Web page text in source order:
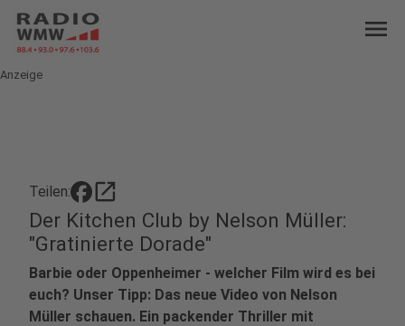
menu
Anzeige
Teilen: open_in_new
Der Kitchen Club by Nelson Müller:
"Gratinierte Dorade"
Barbie oder Oppenheimer - welcher Film wird es bei
euch? Unser Tipp: Das neue Video von Nelson
Müller schauen. Ein packender Thriller mit